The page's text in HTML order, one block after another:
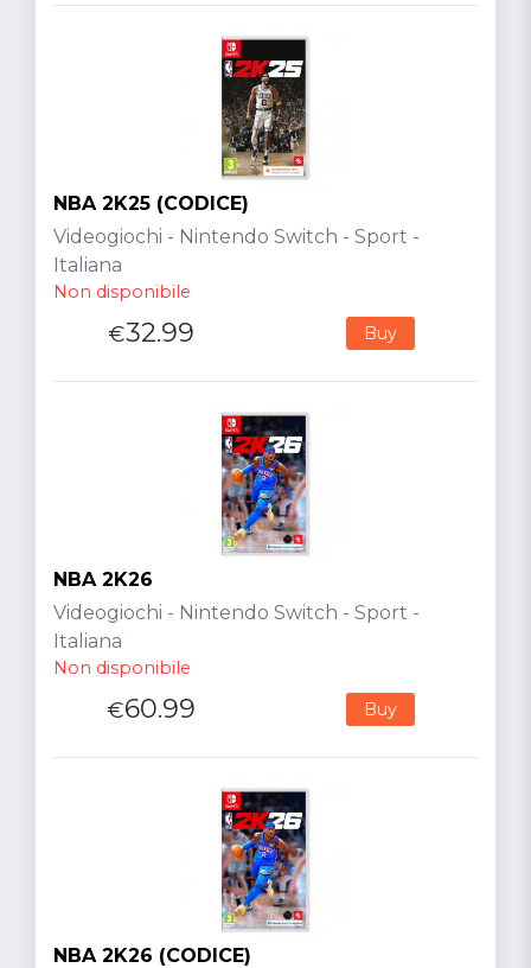
NBA 2K25 (CODICE)
Videogiochi - Nintendo Switch - Sport -
Italiana
Non disponibile
€32.99 Buy
NBA 2K26
Videogiochi - Nintendo Switch - Sport -
Italiana
Non disponibile
€60.99 Buy
NBA 2K26 (CODICE)